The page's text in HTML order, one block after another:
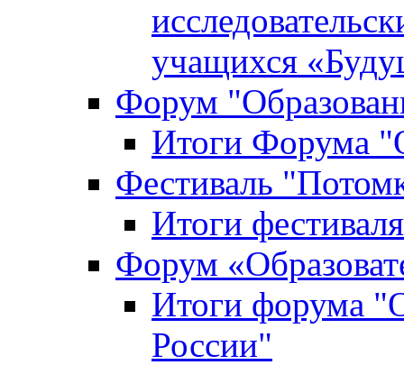
учащихся
Форум
Итоги Форума
Фестиваль
Итоги
Форум
Итоги форума
России"